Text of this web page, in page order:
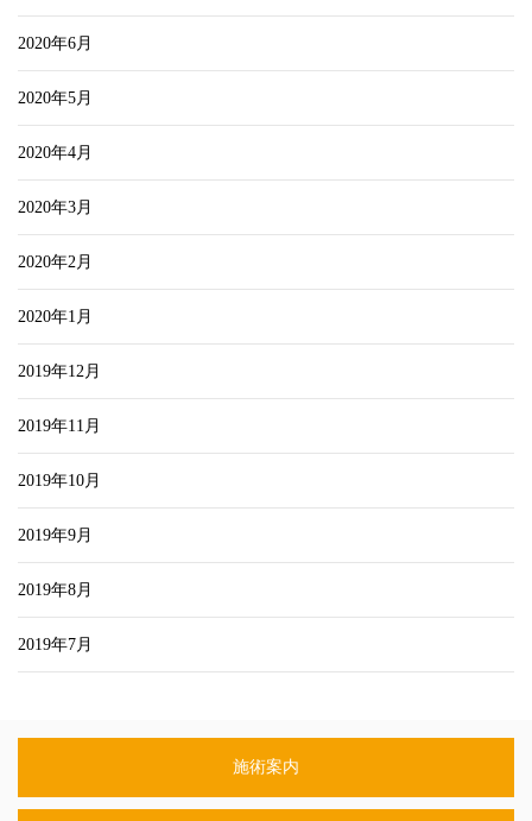
2020年6月
2020年5月
2020年4月
2020年3月
2020年2月
2020年1月
2019年12月
2019年11月
2019年10月
2019年9月
2019年8月
2019年7月
施術案内